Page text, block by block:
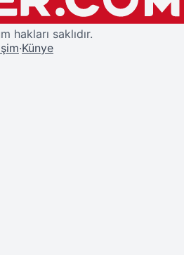
hakları saklıdır.
·Künye